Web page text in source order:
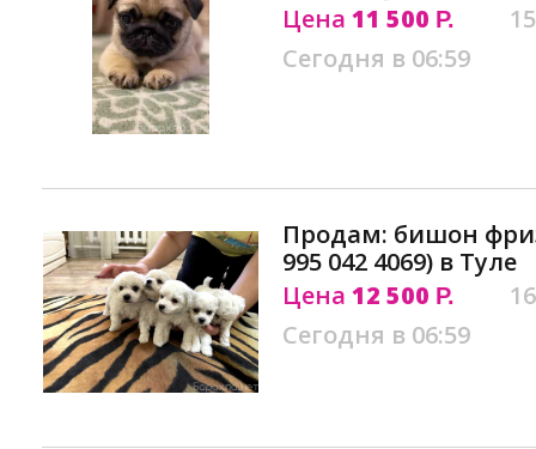
Цена 11 500 Р.
Сегодня в 06:59
Продам: бишон
995 042 4069) в Туле
Цена 12 500 Р.
Сегодня в 06:59